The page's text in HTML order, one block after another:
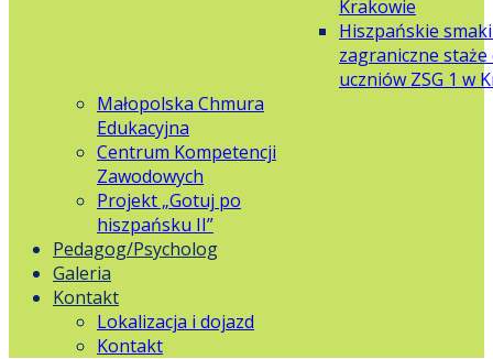
Krakowie
Hiszpańskie
zagraniczne staże
uczniów ZSG 1 w
Małopolska Chmura
Edukacyjna
Centrum Kompetencji
Zawodowych
Projekt „Gotuj po
hiszpańsku II”
Pedagog/Psycholog
Galeria
Kontakt
Lokalizacja i dojazd
Kontakt